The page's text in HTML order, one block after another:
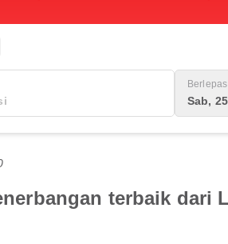
Berlepas
Sab,
terbaik dari